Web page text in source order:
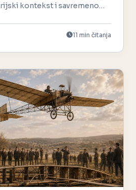
kontekst i savremeno
11 min čitanja